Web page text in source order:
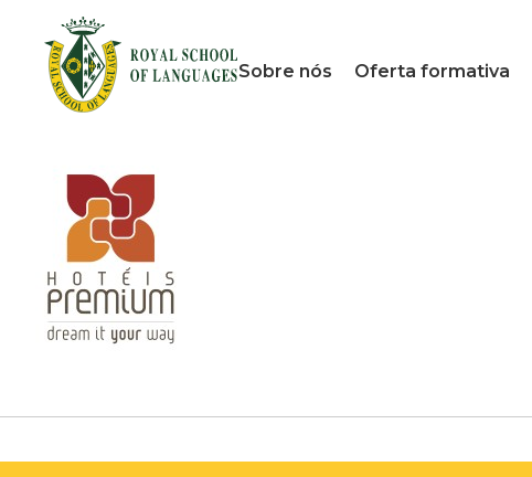
Sobre nós Oferta formativa